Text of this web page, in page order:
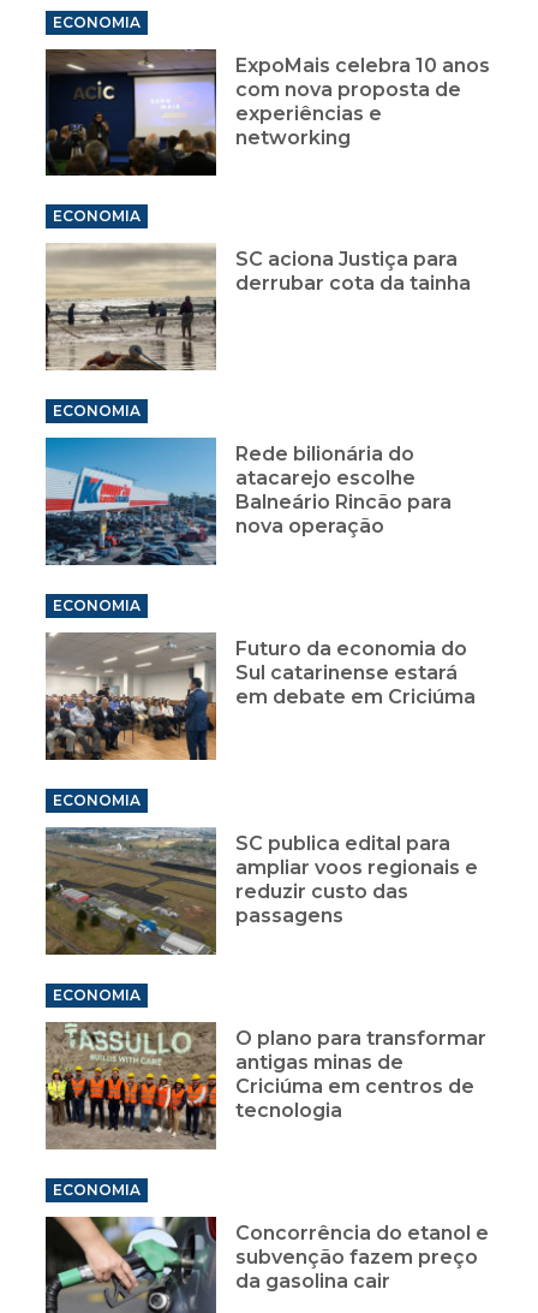
ECONOMIA
ExpoMais celebra 10 anos
com nova proposta de
experiências e
networking
ECONOMIA
SC aciona Justiça para
derrubar cota da tainha
ECONOMIA
Rede bilionária do
atacarejo escolhe
Balneário Rincão para
nova operação
ECONOMIA
Futuro da economia do
Sul catarinense estará
em debate em Criciúma
ECONOMIA
SC publica edital para
ampliar voos regionais e
reduzir custo das
passagens
ECONOMIA
O plano para transformar
antigas minas de
Criciúma em centros de
tecnologia
ECONOMIA
Concorrência do etanol e
subvenção fazem preço
da gasolina cair